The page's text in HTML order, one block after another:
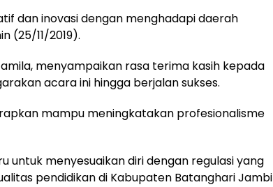
dan inovasi dengan menghadapi daerah
(25/11/2019).
menyampaikan rasa terima kasih kepada
acara ini hingga berjalan sukses.
mampu meningkatakan profesionalisme
untuk menyesuaikan diri dengan regulasi yang
pendidikan di Kabupaten Batanghari Jambi